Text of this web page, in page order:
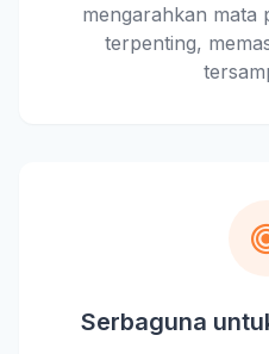
mengarahkan mata
terpenting,
Serbaguna